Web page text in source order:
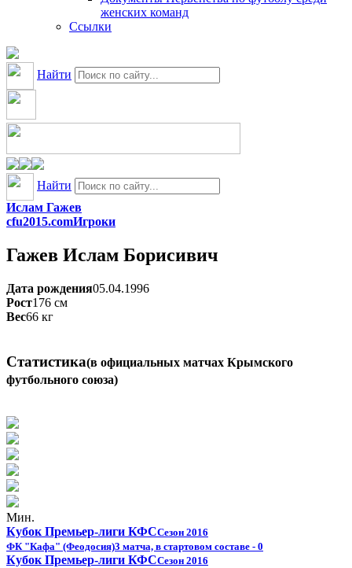
женских команд
Ссылки
Найти
Найти
Ислам Гажев
cfu2015.comИгроки
Гажев Ислам Борисивич
Дата рождения05.04.1996
Рост176 см
Вес66 кг
Статистика(в официальных матчах Крымского
футбольного союза)
Мин.
Кубок Премьер-лиги КФССезон 2016
ФК "Кафа" (Феодосия)3 матча, в стартовом составе - 0
Кубок Премьер-лиги КФССезон 2016